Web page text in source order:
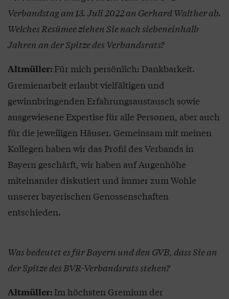
Verbandstag am 13. Juli 2022 an Gerhard Walther ab.
Welches Resümee ziehen Sie nach siebeneinhalb
Jahren an der Spitze des Verbandsrats?
Altmüller:Für mich persönlich: Dankbarkeit.
Gremienarbeit erlaubt vielfältigen und
gewinnbringenden Erfahrungsaustausch sowie
ausgewiesene Expertise für alle Personen, aber auch
für die jeweiligen Häuser. Gemeinsam mit meinen
Kollegen haben wir das Profil des Verbands in
Bayern geschärft, wir haben auf Augenhöhe
miteinander diskutiert und immer zum Wohle
unserer bayerischen Genossenschaften
entschieden.
Was bedeutet es für Bayern und den GVB, dass Sie an
der Spitze des BVR-Verbandsrats stehen?
Altmüller:Im höchsten Gremium der